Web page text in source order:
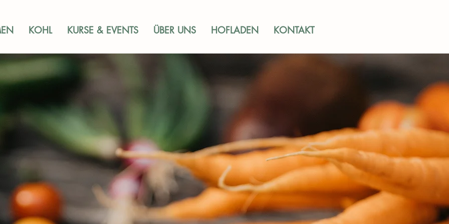
KOHL KURSE & EVENTS ÜBER UNS HOFLADEN KONTAKT